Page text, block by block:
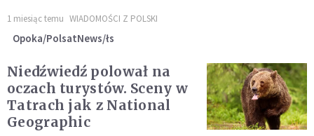
1 miesiąc temu WIADOMOŚCI Z POLSKI
Opoka/PolsatNews/łs
Niedźwiedź polował na
oczach turystów. Sceny w
Tatrach jak z National
Geographic